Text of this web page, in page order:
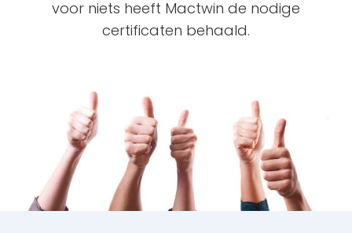
voor niets heeft Mactwin de nodige
certificaten behaald.